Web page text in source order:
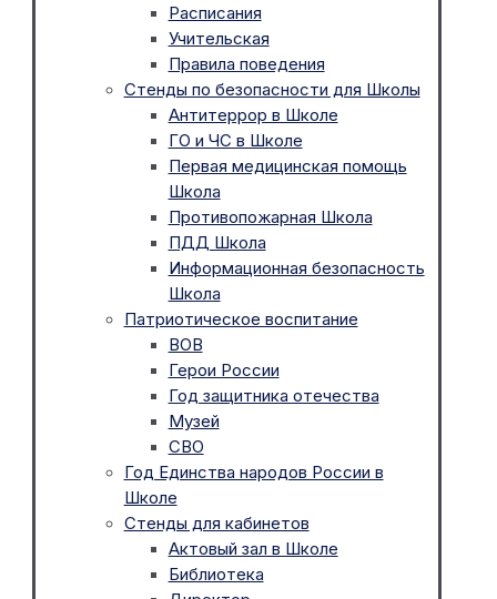
Расписания
Учительская
Правила поведения
Стенды по безопасности для Школы
Антитеррор в Школе
ГО и ЧС в Школе
Первая медицинская помощь
Школа
Противопожарная Школа
ПДД Школа
Информационная безопасность
Школа
Патриотическое воспитание
ВОВ
Герои России
Год защитника отечества
Музей
СВО
Год Единства народов России в
Школе
Стенды для кабинетов
Актовый зал в Школе
Библиотека